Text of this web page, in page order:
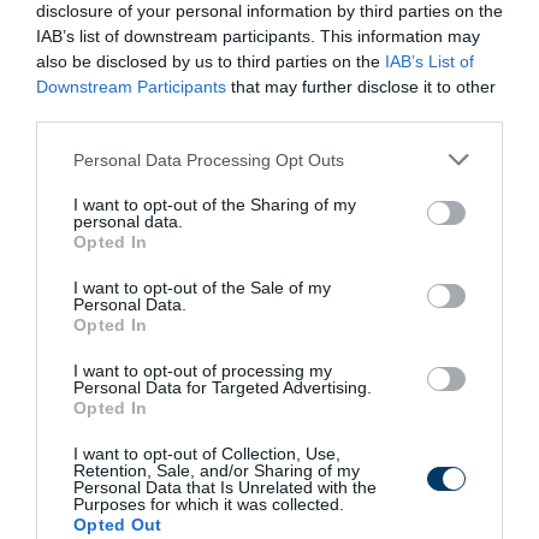
disclosure of your personal information by third parties on the
IAB’s list of downstream participants. This information may
also be disclosed by us to third parties on the IAB’s List of
Downstream Participants that may further disclose it to other
Please note that this website/app uses one or more Google
not limited to your visit or usage behaviour. You may click to
grant or deny consent to Google and its third-party tags to
use your data for below specified purposes in below Google
consent section.
Personal Data Processing Opt Outs
I want to opt-out of the Sharing of my
personal data.
Opted In
I want to opt-out of the Sale of my
Personal Data.
Opted In
I want to opt-out of processing my
Personal Data for Targeted Advertising.
Opted In
I want to opt-out of Collection, Use,
Retention, Sale, and/or Sharing of my
Personal Data that Is Unrelated with the
Purposes for which it was collected.
Opted Out
A fenti írás egy vendégtartalom így annak tartalmáért a
VideoLista.husemminemű felelősséget nem vállal.
A megjelenített információk nem minősíthetők befektetési
tanácsadásnak, befektetési ajánlásnak, értékpapír /
kriptovaluta / token / ICO stb. jegyzésére, vételére,
tájékoztatásul szolgálnak. Minden befektetés esetében
kiemelten fontos az azt megalapozó információk és
lehetőségek széleskörű megismerése. Fektessen be
megfontoltan, járjon el pénzügyeiben felelősségteljesen! A
kiemelkedően magas.
3 h 34 min